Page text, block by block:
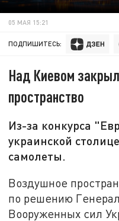
05 МАЯ 15:21
ПОДПИШИТЕСЬ:
Над Киевом
пространство
Из-за конкурса
украинской
самолеты.
Воздушное
по решению
Вооруженных сил